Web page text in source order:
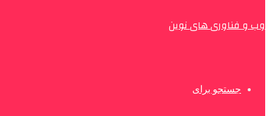
وب و فناوری های نوین
جستجو برای